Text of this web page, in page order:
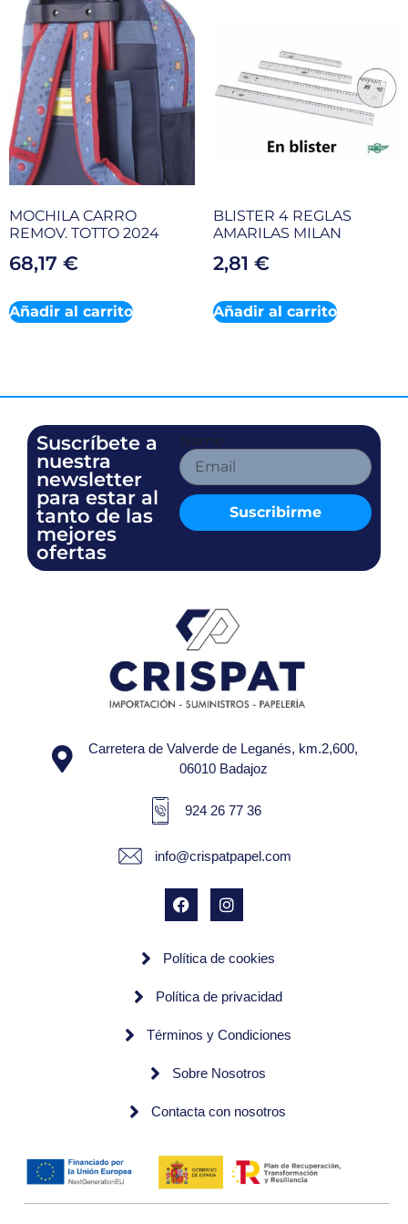
MOCHILA CARRO
REMOV. TOTTO 2024
68,17 €
Añadir al carrito
BLISTER 4 REGLAS
AMARILAS MILAN
2,81 €
Añadir al carrito
Name
Suscribirme
Suscríbete a
nuestra
newsletter
para estar al
tanto de las
mejores
ofertas
Carretera de Valverde de Leganés, km.2,600,
06010 Badajoz
924 26 77 36
info@crispatpapel.com
Política de cookies
Política de privacidad
Términos y Condiciones
Sobre Nosotros
Contacta con nosotros